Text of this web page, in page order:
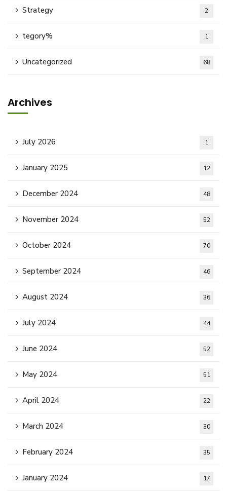
Strategy 2
tegory% 1
Uncategorized 68
Archives
July 2026 1
January 2025 12
December 2024 48
November 2024 52
October 2024 70
September 2024 46
August 2024 36
July 2024 44
June 2024 52
May 2024 51
April 2024 22
March 2024 30
February 2024 35
January 2024 17